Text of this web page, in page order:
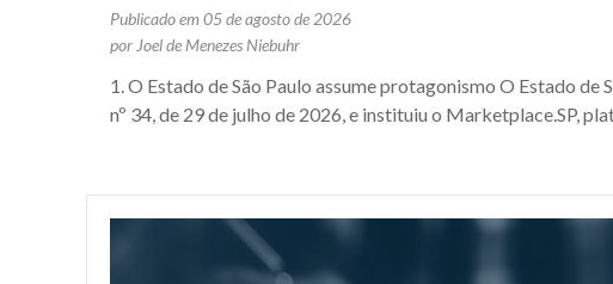
Publicado em 05 de agosto de 2026
por Joel de Menezes Niebuhr
1. O Estado de São Paulo assume protagonismo O Estado de
nº 34, de 29 de julho de 2026, e instituiu o Marketplace.SP,